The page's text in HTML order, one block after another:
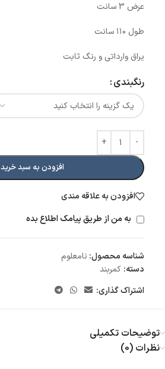
عرض 3 سانت
طول ۱۱۰ سانت
یراق وارداتی و رنگ ثابت
رنگبندی
افزودن به سبد خرید
افزودن به علاقه مندی
به من از طریق پیامک اطلاع بده
شناسه محصول: نامعلوم
دسته: کمربند
اشتراک گذاری:
توضیحات تکمیلی
نظرات (0)